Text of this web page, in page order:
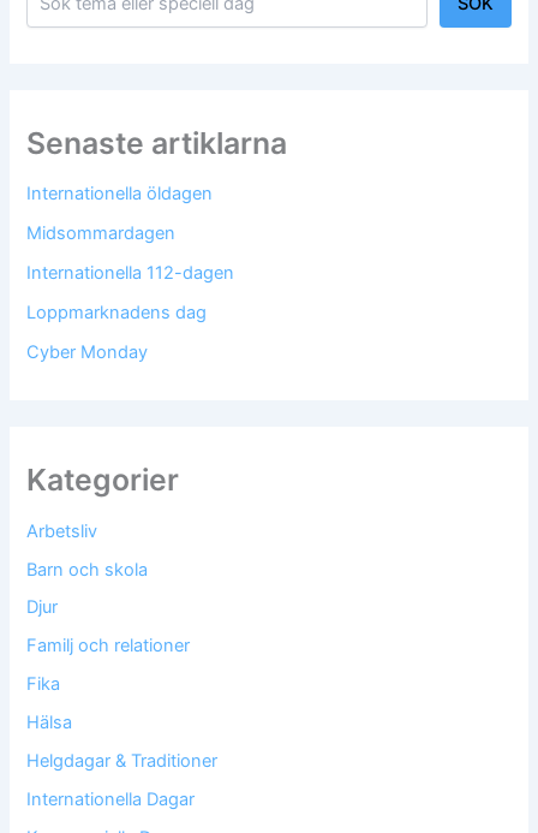
Senaste artiklarna
Internationella öldagen
Midsommardagen
Internationella 112-dagen
Loppmarknadens dag
Cyber Monday
Kategorier
Arbetsliv
Barn och skola
Djur
Familj och relationer
Fika
Hälsa
Helgdagar & Traditioner
Internationella Dagar